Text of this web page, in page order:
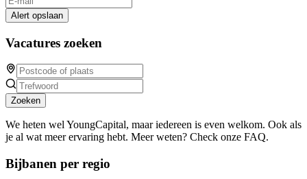
Alert opslaan
Vacatures zoeken
Zoeken
We heten wel YoungCapital, maar iedereen is even welkom. Ook als
je al wat meer ervaring hebt. Meer weten? Check onze FAQ.
Bijbanen per regio